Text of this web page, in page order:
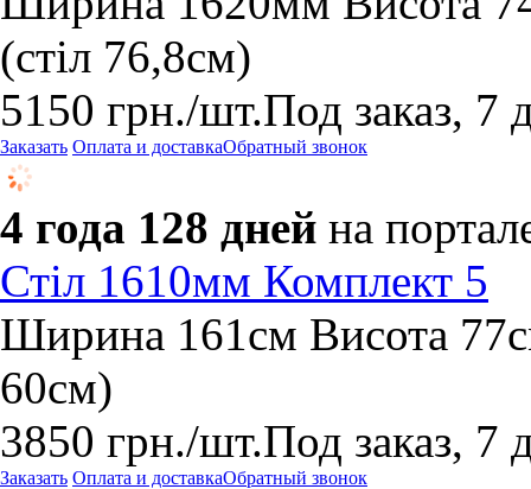
(стіл 76,8см)
5150 грн./шт.Под заказ, 7
Заказать Оплата и доставкаОбратный звонок
4 года 128 дней на
Стіл 1610мм Комплект 5
Ширина 161см Висота
60см)
3850 грн./шт.Под заказ, 7
Заказать Оплата и доставкаОбратный звонок